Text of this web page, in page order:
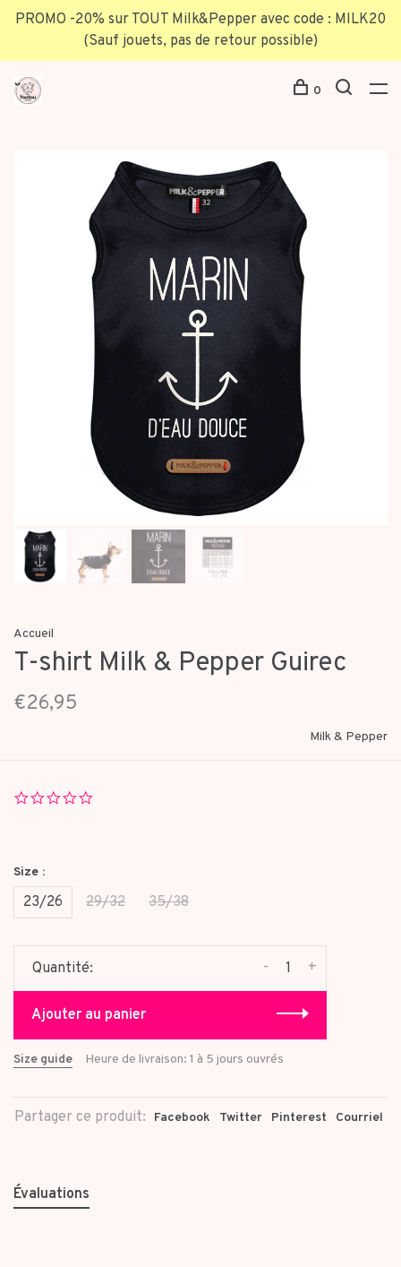
PROMO -20% sur TOUT Milk&Pepper avec code : MILK20
(Sauf jouets, pas de retour possible)
0
Accueil
T-shirt Milk & Pepper Guirec
€26,95
Milk & Pepper
Size :
23/26 29/32 35/38
Quantité: +
-
Ajouter au panier
Size guide Heure de livraison: 1 à 5 jours ouvrés
Partager ce produit: Facebook Twitter Pinterest Courriel
Évaluations